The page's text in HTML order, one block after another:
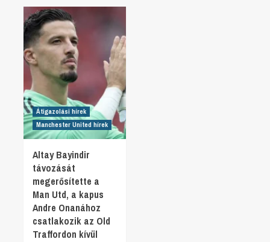
Átigazolási hírek
Manchester United hírek
Altay Bayindir
távozását
megerősítette a
Man Utd, a kapus
Andre Onanához
csatlakozik az Old
Traffordon kívül